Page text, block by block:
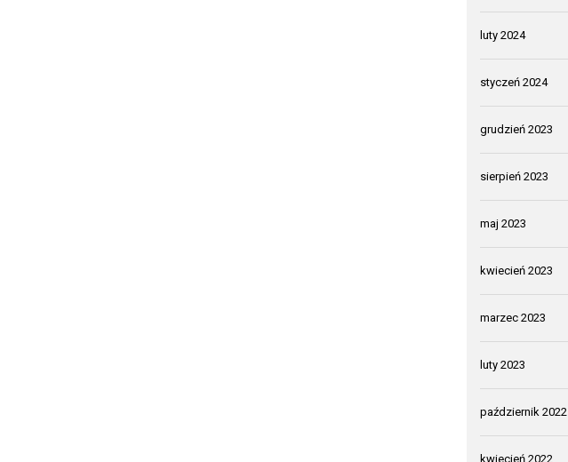
luty 2024
styczeń 2024
grudzień 2023
sierpień 2023
maj 2023
kwiecień 2023
marzec 2023
luty 2023
październik 2022
kwiecień 2022